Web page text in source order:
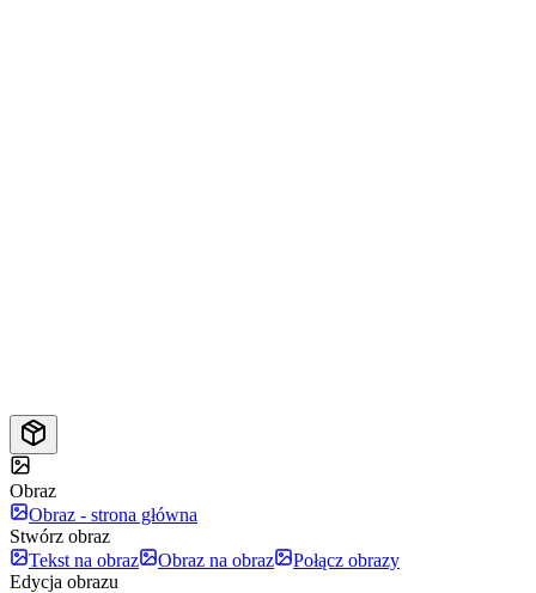
Obraz
Obraz - strona główna
Stwórz obraz
Tekst na obraz
Obraz na obraz
Połącz obrazy
Edycja obrazu